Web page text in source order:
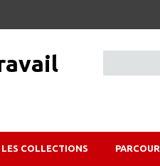
LES COLLECTIONS